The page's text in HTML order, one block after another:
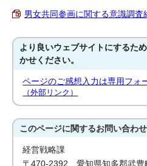
男女共同参画に関する意識調査
より良いウェブサイトにするた
かせください。
ページのご感想入力は専用フォ
（外部リンク）
このページに関するお問い合わせ
経営戦略課
〒470-2392 愛知県知多郡武豊